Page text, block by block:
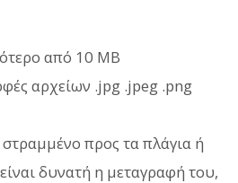
από 10 MB
αρχείων .jpg .jpeg .png
στραμμένο προς τα πλάγια ή
δυνατή η μεταγραφή του,